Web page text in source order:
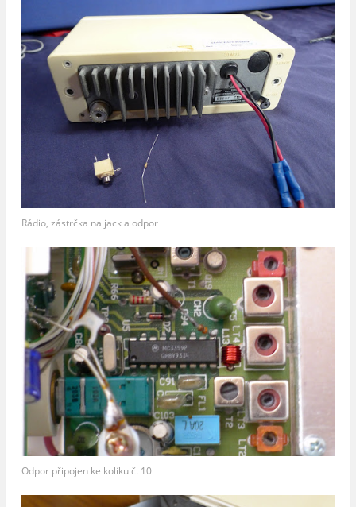
Rádio, zástrčka na jack a odpor
Odpor připojen ke kolíku č. 10